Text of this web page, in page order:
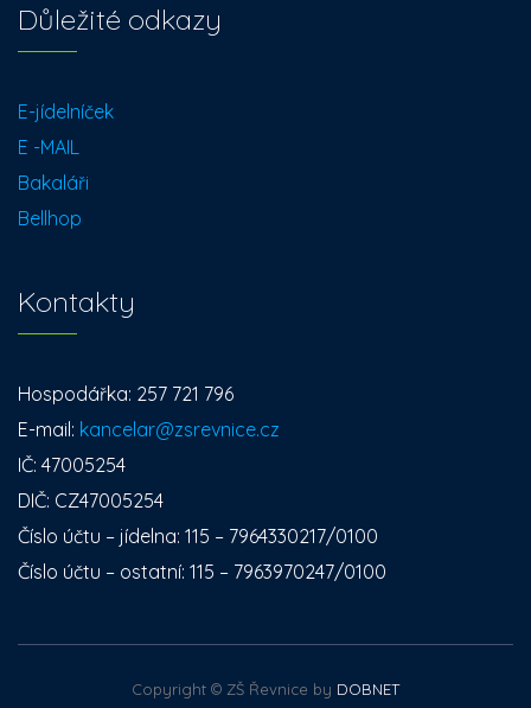
Důležité odkazy
E-jídelníček
E -MAIL
Bakaláři
Bellhop
Kontakty
Hospodářka: 257 721 796
E-mail: kancelar@zsrevnice.cz
IČ: 47005254
DIČ: CZ47005254
Číslo účtu – jídelna: 115 – 7964330217/0100
Číslo účtu – ostatní: 115 – 7963970247/0100
Copyright © ZŠ Řevnice by DOBNET